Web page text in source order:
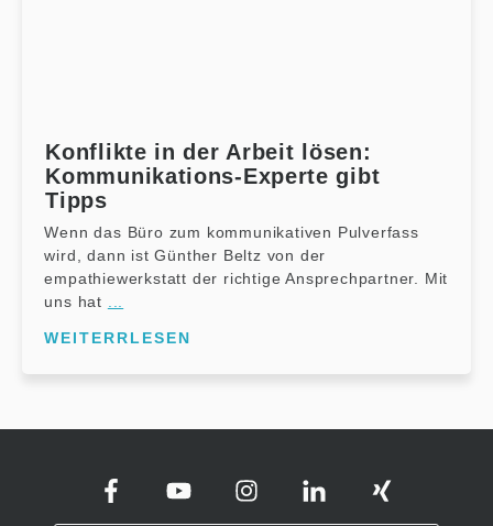
Konflikte in der Arbeit lösen:
Kommunikations-Experte gibt
Tipps
Wenn das Büro zum kommunikativen Pulverfass
wird, dann ist Günther Beltz von der
empathiewerkstatt der richtige Ansprechpartner. Mit
uns hat ...
WEITERRLESEN